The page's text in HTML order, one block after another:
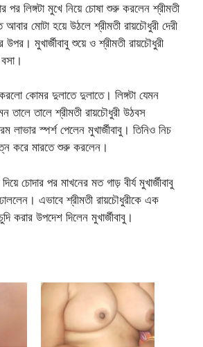
পর লিঙ্গটা মুখে নিয়ে চোষা শুরু করলেন শ্রীমতী
মোটা হয়ে উঠলে শ্রীমতী রায়চৌধুরী দেরী
মুখার্জীবাবু শুয়ে ও শ্রীমতী রায়চৌধুরী
কোমর দুলাতে দুলাতে। লিঙ্গটা যেমন
তালে তালে শ্রীমতী রায়চৌধুরী উঠবস
স্পর্শ পেলেন মুখার্জীবাবু। তিনিও নিচ
করে মারতে শুরু করলেন।
চোদার পর মাখনের মত গাড় বীর্য মুখার্জীবাবু
এভাবে শ্রীমতী রায়চৌধুরীকে এক
করার উপদেশ দিলেন মুখার্জীবাবু।